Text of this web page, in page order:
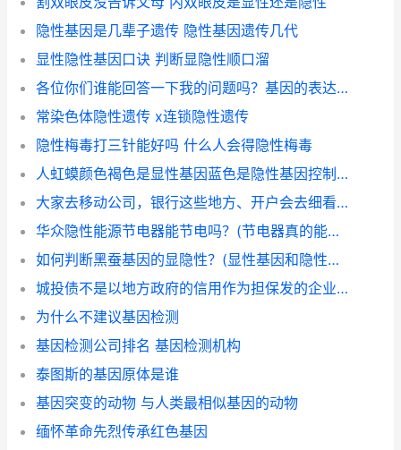
隐性基因是几辈子遗传 隐性基因遗传几代
显性隐性基因口诀 判断显隐性顺口溜
各位你们谁能回答一下我的问题吗？基因的表达性状除了显性和隐性与共显性与不完全显性以外，还有哪些？
常染色体隐性遗传 x连锁隐性遗传
隐性梅毒打三针能好吗 什么人会得隐性梅毒
人虹蟆颜色褐色是显性基因蓝色是隐性基因控制，那么绿色黑色甚至紫色虹蟆是由什么基因控制的？
大家去移动公司，银行这些地方、开户会去细看他的合约吗？怎么很多隐性条约、捆绑 强制为何不告知用户？(在中国移动公司购合约手机，这其中带有欺骗性消费和捆绑式消费。
华众隐性能源节电器能节电吗？(节电器真的能节电吗)
如何判断黑蚕基因的显隐性？(显性基因和隐性基因不懂)
城投债不是以地方政府的信用作为担保发的企业债，隐性债务吗。为什么说是以未出售的土地作为抵押？
为什么不建议基因检测
基因检测公司排名 基因检测机构
泰图斯的基因原体是谁
基因突变的动物 与人类最相似基因的动物
缅怀革命先烈传承红色基因